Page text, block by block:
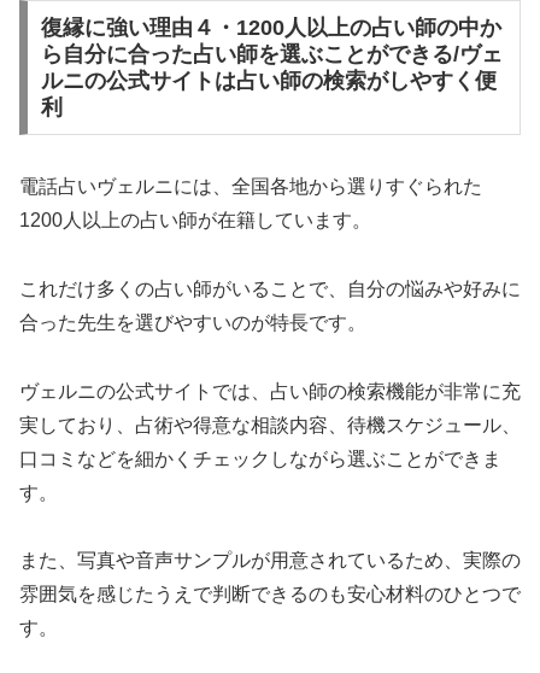
復縁に強い理由４・1200人以上の占い師の中か
ら自分に合った占い師を選ぶことができる/ヴェ
ルニの公式サイトは占い師の検索がしやすく便
利
電話占いヴェルニには、全国各地から選りすぐられた
1200人以上の占い師が在籍しています。
これだけ多くの占い師がいることで、自分の悩みや好みに
合った先生を選びやすいのが特長です。
ヴェルニの公式サイトでは、占い師の検索機能が非常に充
実しており、占術や得意な相談内容、待機スケジュール、
口コミなどを細かくチェックしながら選ぶことができま
す。
また、写真や音声サンプルが用意されているため、実際の
雰囲気を感じたうえで判断できるのも安心材料のひとつで
す。